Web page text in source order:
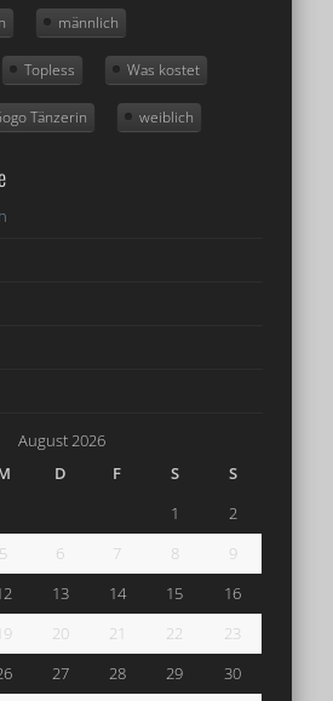
männlich
Topless Was kostet
Tänzerin weiblich
August 2026
D F S
S
1
2
5 6 7 8
9
13 14 15
16
19 20 21 22
23
27 28 29
30